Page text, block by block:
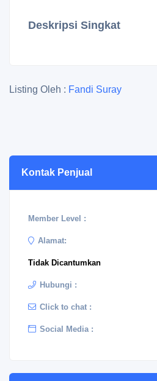
Deskripsi Singkat
Listing Oleh : Fandi Suray
Kontak Penjual
Member Level :
Alamat:
Tidak Dicantumkan
Hubungi :
Click to chat :
Social Media :